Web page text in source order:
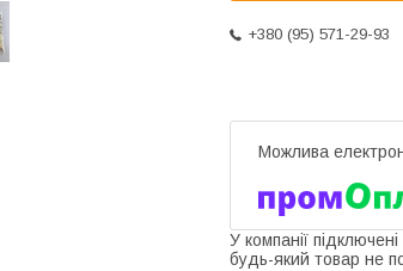
+380 (95) 571-29-93
У компанії
будь-який товар не